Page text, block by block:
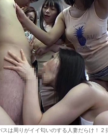
は周りがイイ匂いのする人妻だらけ！ 2